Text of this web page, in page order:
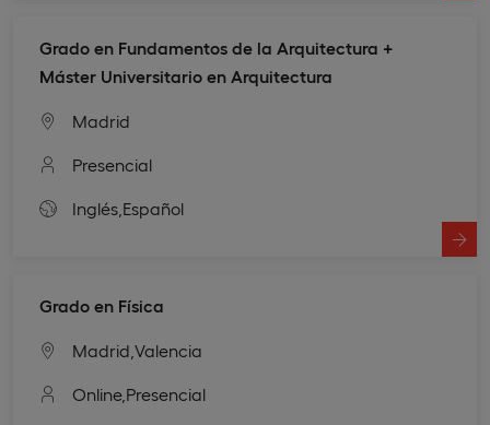
Grado en Fundamentos de la Arquitectura +
Máster Universitario en Arquitectura
Madrid
Presencial
Inglés, Español
Grado en Física
Madrid, Valencia
Online, Presencial